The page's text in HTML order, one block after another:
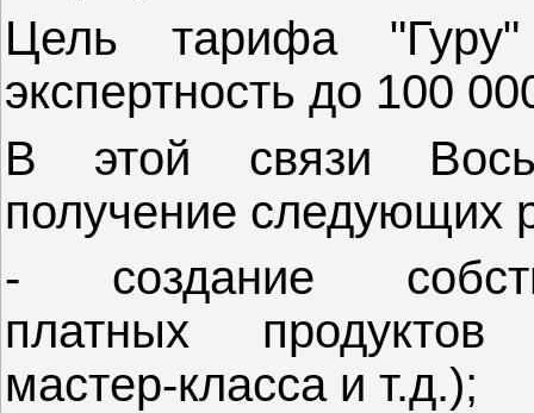
Цель тарифа
экспертность до 100
В этой связи
получение следующих
- создание
платных продуктов
мастер-класса и т.д.);